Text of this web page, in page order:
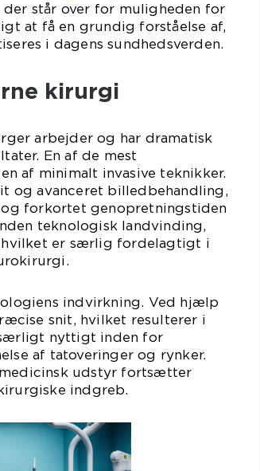
der står over for muligheden for
at få en grundig forståelse af,
i dagens sundhedsverden.
kirurgi
arbejder og har dramatisk
En af de mest
af minimalt invasive teknikker.
og avanceret billedbehandling,
forkortet genopretningstiden
teknologisk landvinding,
er særlig fordelagtigt i
indvirkning. Ved hjælp
snit, hvilket resulterer i
nyttigt inden for
af tatoveringer og rynker.
udstyr fortsætter
indgreb.